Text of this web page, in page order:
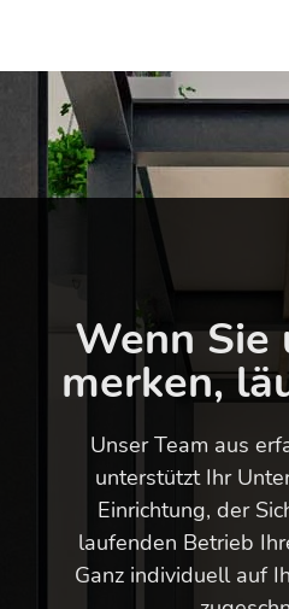
Wenn Sie
merken,
Unser Team aus
unterstützt Ihr
Einrichtung, der
laufenden Betrieb
Ganz individuell auf